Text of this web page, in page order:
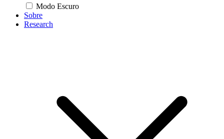
Modo Escuro
Sobre
Research